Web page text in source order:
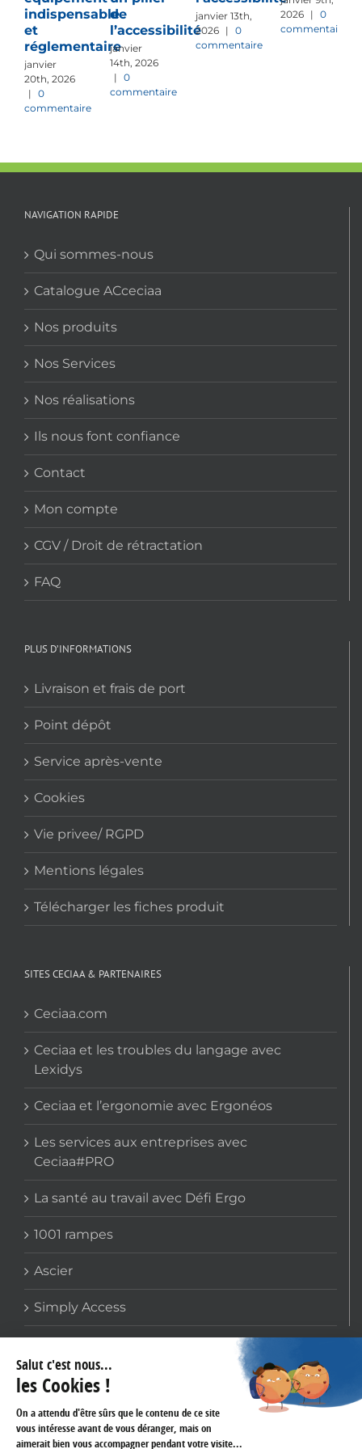
indispensable
et
réglementaire
janvier
20th, 2026
| 0
commentaire
de
l’accessibilité
janvier
14th, 2026
| 0
commentaire
janvier 13th,
2026
| 0
commentaire
2026 |
0
commentaire
NAVIGATION RAPIDE
Qui sommes-nous
Catalogue ACceciaa
Nos produits
Nos Services
Nos réalisations
Ils nous font confiance
Contact
Mon compte
CGV / Droit de rétractation
FAQ
PLUS D’INFORMATIONS
Livraison et frais de port
Point dépôt
Service après-vente
Cookies
Vie privee/ RGPD
Mentions légales
Télécharger les fiches produit
SITES CECIAA & PARTENAIRES
Ceciaa.com
Ceciaa et les troubles du langage avec
Lexidys
Ceciaa et l’ergonomie avec Ergonéos
Les services aux entreprises avec
Ceciaa#PRO
La santé au travail avec Défi Ergo
1001 rampes
Ascier
Simply Access
COORDONNÉES
159 avenue Gallieni
93170 BAGNOLET